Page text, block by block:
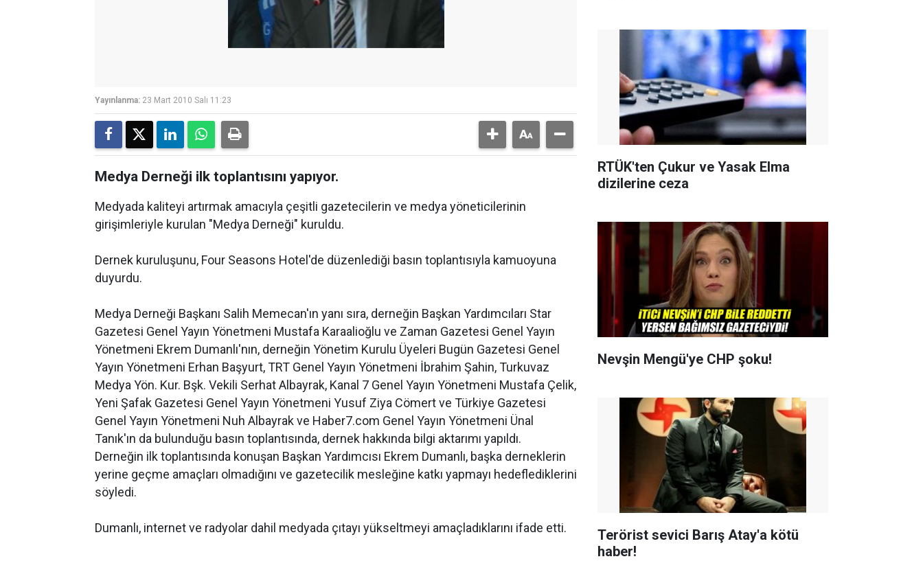
Yayınlanma: 23 Mart 2010 Salı 11:23
Medya Derneği ilk toplantısını yapıyor.
Medyada kaliteyi artırmak amacıyla çeşitli gazetecilerin ve medya yöneticilerinin
girişimleriyle kurulan "Medya Derneği" kuruldu.
Dernek kuruluşunu, Four Seasons Hotel'de düzenlediği basın toplantısıyla kamuoyuna
duyurdu.
Medya Derneği Başkanı Salih Memecan'ın yanı sıra, derneğin Başkan Yardımcıları Star
Gazetesi Genel Yayın Yönetmeni Mustafa Karaalioğlu ve Zaman Gazetesi Genel Yayın
Yönetmeni Ekrem Dumanlı'nın, derneğin Yönetim Kurulu Üyeleri Bugün Gazetesi Genel
Yayın Yönetmeni Erhan Başyurt, TRT Genel Yayın Yönetmeni İbrahim Şahin, Turkuvaz
Medya Yön. Kur. Bşk. Vekili Serhat Albayrak, Kanal 7 Genel Yayın Yönetmeni Mustafa Çelik,
Yeni Şafak Gazetesi Genel Yayın Yönetmeni Yusuf Ziya Cömert ve Türkiye Gazetesi
Genel Yayın Yönetmeni Nuh Albayrak ve Haber7.com Genel Yayın Yönetmeni Ünal
Tanık'ın da bulunduğu basın toplantısında, dernek hakkında bilgi aktarımı yapıldı.
Derneğin ilk toplantısında konuşan Başkan Yardımcısı Ekrem Dumanlı, başka derneklerin
yerine geçme amaçları olmadığını ve gazetecilik mesleğine katkı yapmayı hedeflediklerini
söyledi.
Dumanlı, internet ve radyolar dahil medyada çıtayı yükseltmeyi amaçladıklarını ifade etti.
RTÜK'ten Çukur ve Yasak Elma
dizilerine ceza
Nevşin Mengü'ye CHP şoku!
Terörist sevici Barış Atay'a kötü
haber!